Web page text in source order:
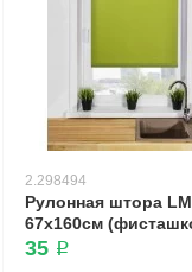
2.298494
Рулонная штора
67х160см
35 ₽